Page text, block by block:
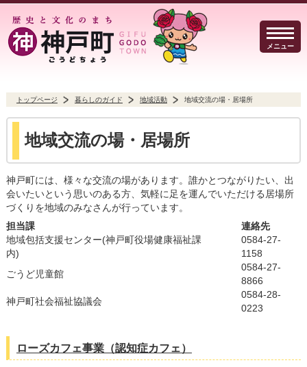
メニュー
暮らしのガイド イベント・観光
事業者の方へ
読み上げる
文字サイズ
0584-27-3111
トップページ 暮らしのガイド 地域活動 地域交流の場・居場所
地域交流の場・居場所
神戸町には、様々な交流の場があります。誰かとつながりたい、出
会いたいという思いのある方、気軽に足を運んでいただける居場所
づくりを地域のみなさんが行っています。
担当課
連絡先
地域包括支援センター(神戸町役場健康福祉課
内)
0584-27-
1158
ごうど児童館
0584-27-
8866
神戸町社会福祉協議会
0584-28-
0223
ローズカフェ事業（認知症カフェ）